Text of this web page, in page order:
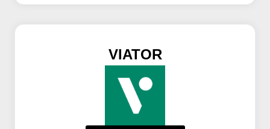
VIATOR